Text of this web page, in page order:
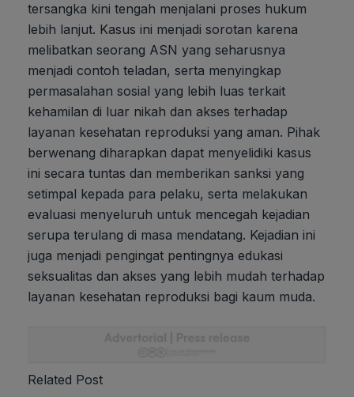
tersangka kini tengah menjalani proses hukum
lebih lanjut. Kasus ini menjadi sorotan karena
melibatkan seorang ASN yang seharusnya
menjadi contoh teladan, serta menyingkap
permasalahan sosial yang lebih luas terkait
kehamilan di luar nikah dan akses terhadap
layanan kesehatan reproduksi yang aman. Pihak
berwenang diharapkan dapat menyelidiki kasus
ini secara tuntas dan memberikan sanksi yang
setimpal kepada para pelaku, serta melakukan
evaluasi menyeluruh untuk mencegah kejadian
serupa terulang di masa mendatang. Kejadian ini
juga menjadi pengingat pentingnya edukasi
seksualitas dan akses yang lebih mudah terhadap
layanan kesehatan reproduksi bagi kaum muda.
Related Post